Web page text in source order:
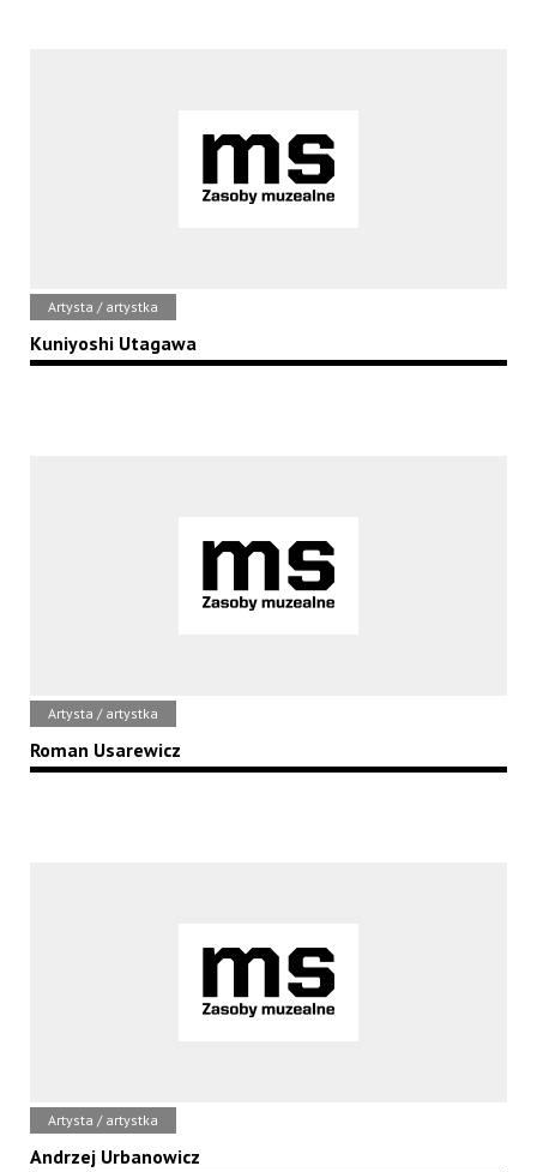
Artysta / artystka
Kuniyoshi Utagawa
Artysta / artystka
Roman Usarewicz
Artysta / artystka
Andrzej Urbanowicz